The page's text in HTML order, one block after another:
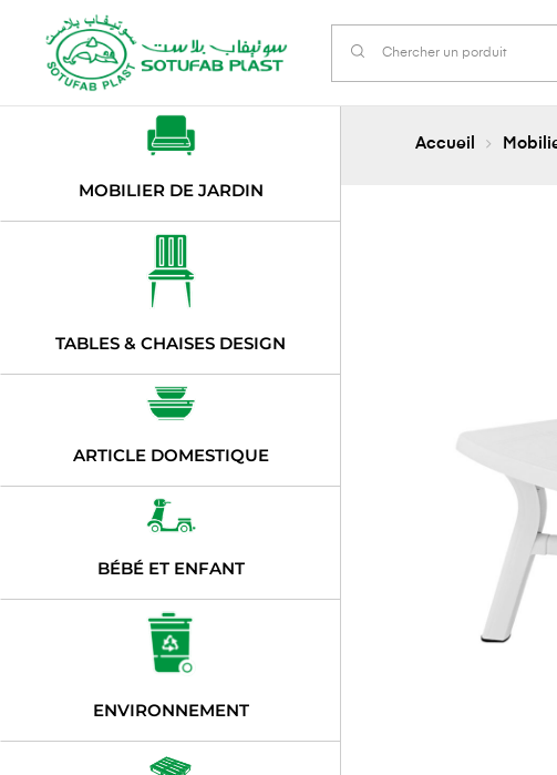
Accueil
MOBILIER DE JARDIN
TABLES & CHAISES DESIGN
ARTICLE DOMESTIQUE
BÉBÉ ET ENFANT
ENVIRONNEMENT